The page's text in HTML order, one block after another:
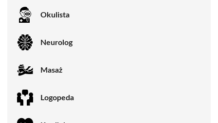
Okulista
Neurolog
Masaż
Logopeda